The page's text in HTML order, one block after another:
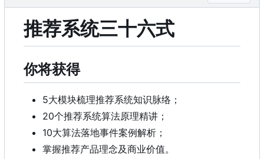
推荐系统三十六式
你将获得
5大模块梳理推荐系统知识脉络 ；
20个推荐系统算法原理精讲 ；
10大算法落地事件案例解析 ；
掌握推荐产品理念及商业价值。